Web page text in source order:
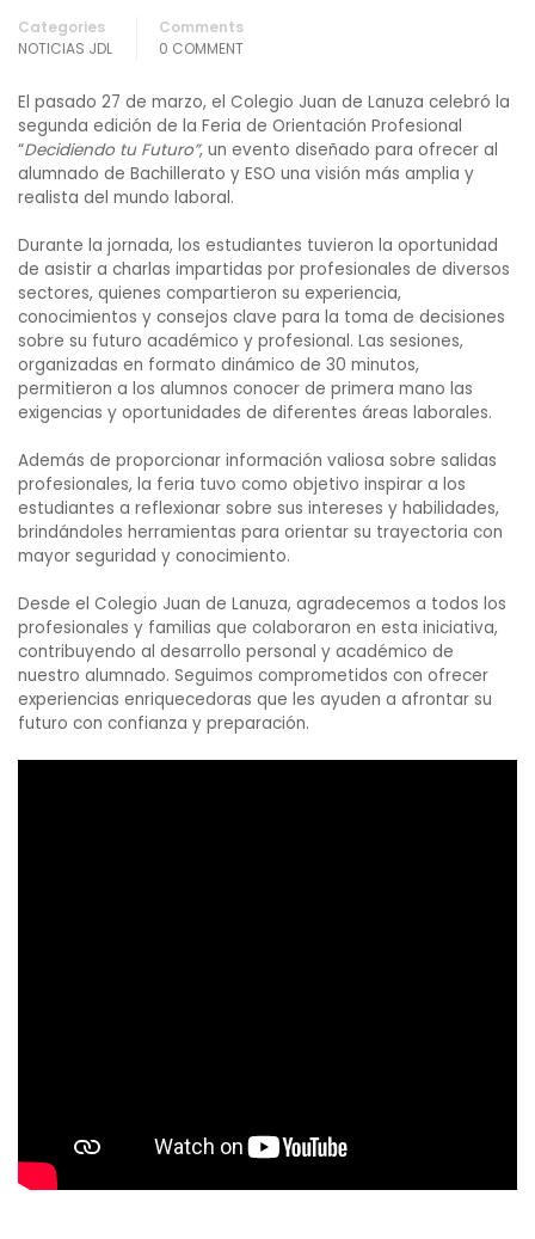
Categories
NOTICIAS JDL
Comments
0 COMMENT
El pasado 27 de marzo, el Colegio Juan de Lanuza celebró la
segunda edición de la Feria de Orientación Profesional
“Decidiendo tu Futuro”, un evento diseñado para ofrecer al
alumnado de Bachillerato y ESO una visión más amplia y
realista del mundo laboral.
Durante la jornada, los estudiantes tuvieron la oportunidad
de asistir a charlas impartidas por profesionales de diversos
sectores, quienes compartieron su experiencia,
conocimientos y consejos clave para la toma de decisiones
sobre su futuro académico y profesional. Las sesiones,
organizadas en formato dinámico de 30 minutos,
permitieron a los alumnos conocer de primera mano las
exigencias y oportunidades de diferentes áreas laborales.
Además de proporcionar información valiosa sobre salidas
profesionales, la feria tuvo como objetivo inspirar a los
estudiantes a reflexionar sobre sus intereses y habilidades,
brindándoles herramientas para orientar su trayectoria con
mayor seguridad y conocimiento.
Desde el Colegio Juan de Lanuza, agradecemos a todos los
profesionales y familias que colaboraron en esta iniciativa,
contribuyendo al desarrollo personal y académico de
nuestro alumnado. Seguimos comprometidos con ofrecer
experiencias enriquecedoras que les ayuden a afrontar su
futuro con confianza y preparación.